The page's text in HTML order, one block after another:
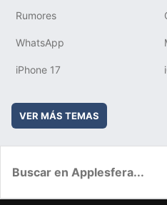
Rumores
WhatsApp
iPhone 17
VER MÁS TEMAS